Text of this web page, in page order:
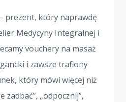
prezent, który naprawdę
Medycyny Integralnej i
vouchery na masaż
i zawsze trafiony
który mówi więcej niż
zadbać”, „odpocznij”,